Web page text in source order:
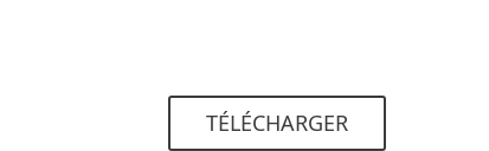
TÉLÉCHARGER